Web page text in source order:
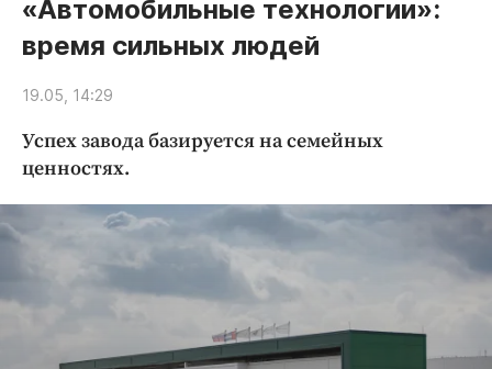
Статьи
Народные новости
Авто и транспорт
Благоустройство
Культура
Недвижимость и ЖКХ
Образование
Погода
«Автомобильные технологии»:
время сильных людей
19.05, 14:29
Успех завода базируется на семейных
ценностях.